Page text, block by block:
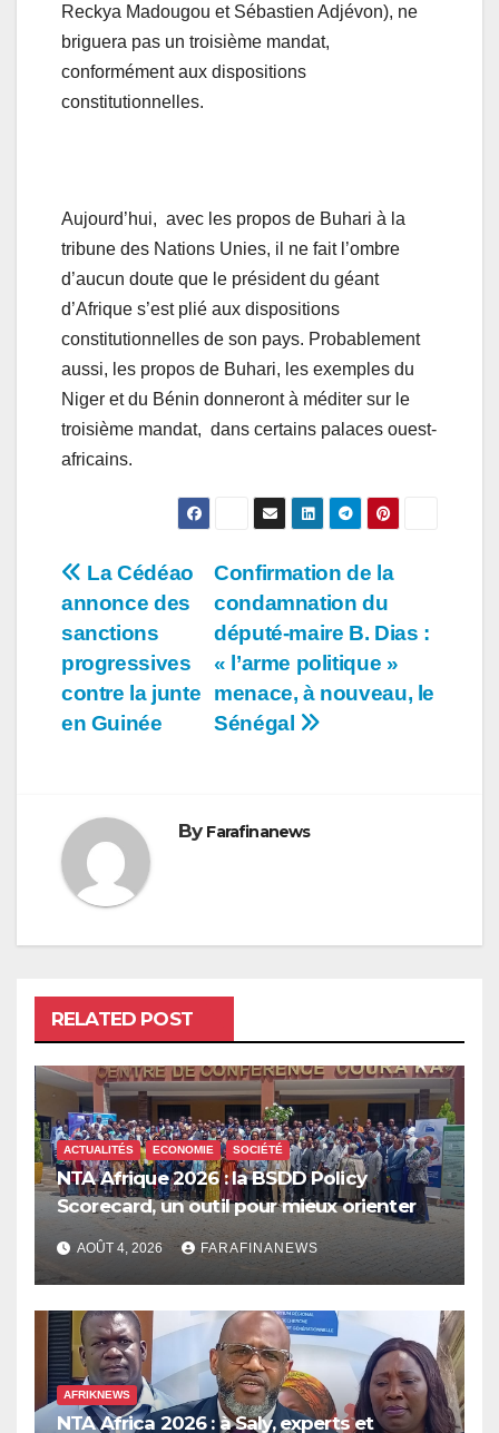
Reckya Madougou et Sébastien Adjévon), ne
briguera pas un troisième mandat,
conformément aux dispositions
constitutionnelles.
Aujourd’hui, avec les propos de Buhari à la
tribune des Nations Unies, il ne fait l’ombre
d’aucun doute que le président du géant
d’Afrique s’est plié aux dispositions
constitutionnelles de son pays. Probablement
aussi, les propos de Buhari, les exemples du
Niger et du Bénin donneront à méditer sur le
troisième mandat, dans certains palaces ouest-
africains.
Navigation
de
l’article
Confirmation de la
condamnation du
député-maire B. Dias :
« l’arme politique »
menace, à nouveau, le
Sénégal
La Cédéao
annonce des
sanctions
progressives
contre la junte
en Guinée
By Farafinanews
RELATED POST
ACTUALITÉS ECONOMIE SOCIÉTÉ
NTA Afrique 2026 : la BSDD Policy
Scorecard, un outil pour mieux orienter
les dépenses publiques
AOÛT 4, 2026 FARAFINANEWS
AFRIKNEWS
NTA Africa 2026 : à Saly, experts et